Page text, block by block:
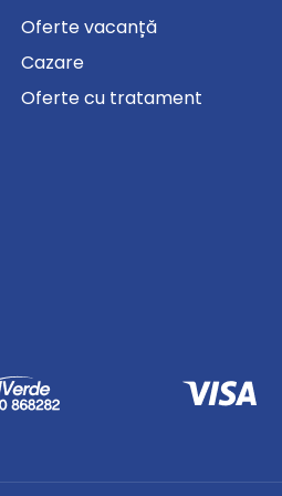
Oferte vacanță
Cazare
Oferte cu tratament